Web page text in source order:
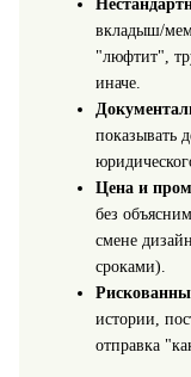
вкладыш/
"люфтит",
иначе.
показывать
Цена и
без
смене
сроками).
истории,
отправка